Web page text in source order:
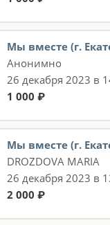
Мы вместе (г.
Анонимно
26 декабря 2023 в
1 000 ₽
Мы вместе (г.
DROZDOVA MARIA
26 декабря 2023 в
2 000 ₽